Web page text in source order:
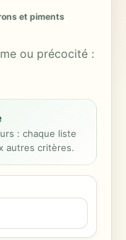
et piments
ou précocité :